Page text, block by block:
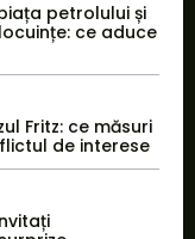
petrolului și
ce aduce
Fritz: ce măsuri
de interese